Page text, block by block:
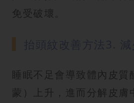
免受破壞。
睡眠不足會導致體內皮質
蒙）上升，進而分解皮膚